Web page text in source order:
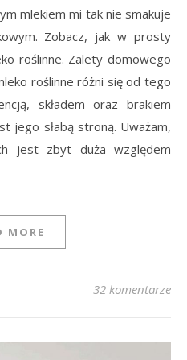
mlekiem mi tak nie smakuje
Zobacz, jak w prosty
roślinne. Zalety domowego
roślinne różni się od tego
składem oraz brakiem
jego słabą stroną. Uważam,
jest zbyt duża względem
MORE
32 komentarze